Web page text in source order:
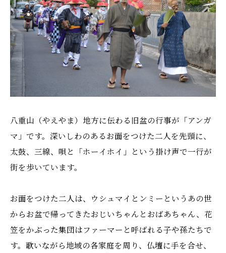
八重山（やえやま）地方に伝わる旧盆の行事が「アンガ
マ」です。深いしわのあるお面をつけた二人を先頭に、
太鼓、三線、唄と「ホーイホイ」という掛け声で一行が
街を歩いています。
お面をつけた二人は、ウシュマイとンミーというあの世
からお盆で帰ってきたおじいちゃんとおばあちゃん、花
笠をかぶった集団はファーマーと呼ばれる子や孫たちで
す。歌いながら地域の各家庭を周り、仏壇に手を合せ、